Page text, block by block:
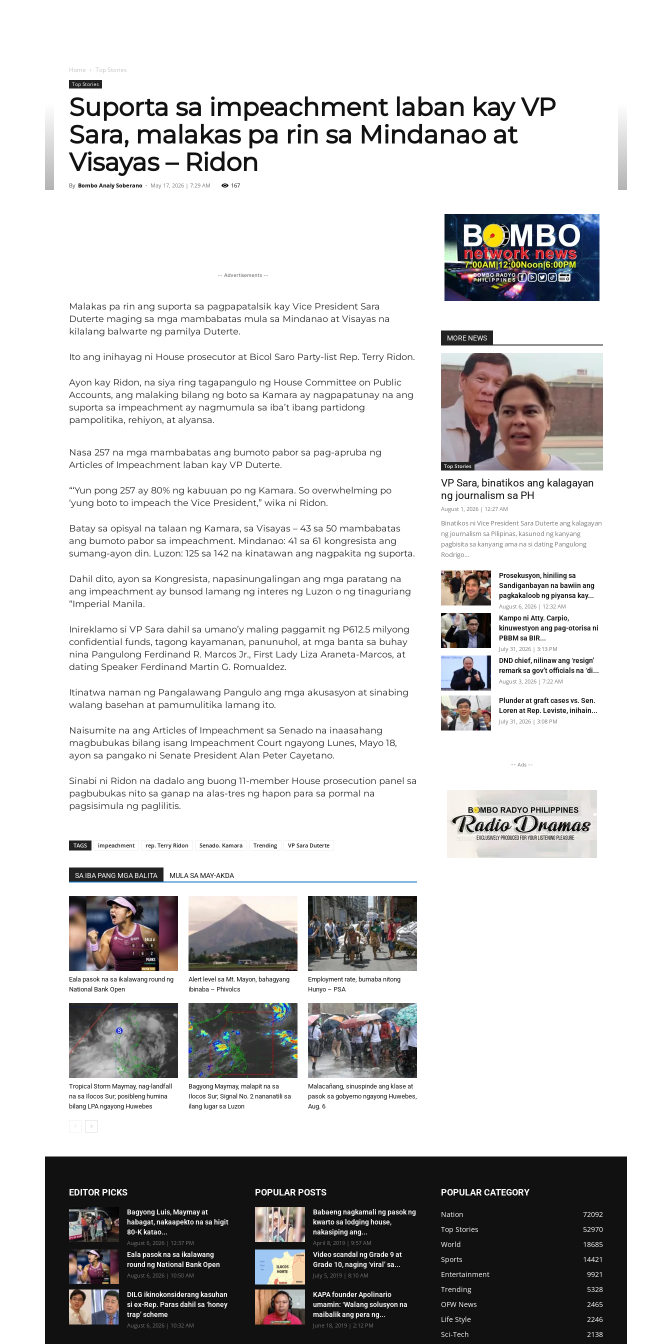
Home Top Stories
Top Stories
Suporta sa impeachment laban kay VP
Sara, malakas pa rin sa Mindanao at
Visayas – Ridon
By Bombo Analy Soberano - May 17, 2026 | 7:29 AM 167
Linkedin
-- Advertisements --
Malakas pa rin ang suporta sa pagpapatalsik kay Vice President Sara
Duterte maging sa mga mambabatas mula sa Mindanao at Visayas na
kilalang balwarte ng pamilya Duterte.
Ito ang inihayag ni House prosecutor at Bicol Saro Party-list Rep. Terry Ridon.
Ayon kay Ridon, na siya ring tagapangulo ng House Committee on Public
Accounts, ang malaking bilang ng boto sa Kamara ay nagpapatunay na ang
suporta sa impeachment ay nagmumula sa iba’t ibang partidong
pampolitika, rehiyon, at alyansa.
Nasa 257 na mga mambabatas ang bumoto pabor sa pag-apruba ng
Articles of Impeachment laban kay VP Duterte.
“‘Yun pong 257 ay 80% ng kabuuan po ng Kamara. So overwhelming po
‘yung boto to impeach the Vice President,” wika ni Ridon.
Batay sa opisyal na talaan ng Kamara, sa Visayas – 43 sa 50 mambabatas
ang bumoto pabor sa impeachment. Mindanao: 41 sa 61 kongresista ang
sumang-ayon din. Luzon: 125 sa 142 na kinatawan ang nagpakita ng suporta.
Dahil dito, ayon sa Kongresista, napasinungalingan ang mga paratang na
ang impeachment ay bunsod lamang ng interes ng Luzon o ng tinaguriang
“Imperial Manila.
Inireklamo si VP Sara dahil sa umano’y maling paggamit ng P612.5 milyong
confidential funds, tagong kayamanan, panunuhol, at mga banta sa buhay
nina Pangulong Ferdinand R. Marcos Jr., First Lady Liza Araneta-Marcos, at
dating Speaker Ferdinand Martin G. Romualdez.
Itinatwa naman ng Pangalawang Pangulo ang mga akusasyon at sinabing
walang basehan at pamumulitika lamang ito.
Naisumite na ang Articles of Impeachment sa Senado na inaasahang
magbubukas bilang isang Impeachment Court ngayong Lunes, Mayo 18,
ayon sa pangako ni Senate President Alan Peter Cayetano.
Sinabi ni Ridon na dadalo ang buong 11-member House prosecution panel sa
pagbubukas nito sa ganap na alas-tres ng hapon para sa pormal na
pagsisimula ng paglilitis.
TAGS impeachment rep. Terry Ridon Senado. Kamara Trending VP Sara Duterte
SA IBA PANG MGA BALITA MULA SA MAY-AKDA
Eala pasok na sa ikalawang round ng
National Bank Open
Alert level sa Mt. Mayon, bahagyang
ibinaba – Phivolcs
Employment rate, bumaba nitong
Hunyo – PSA
Tropical Storm Maymay, nag-landfall
na sa Ilocos Sur; posibleng humina
bilang LPA ngayong Huwebes
Bagyong Maymay, malapit na sa
Ilocos Sur; Signal No. 2 nananatili sa
ilang lugar sa Luzon
Malacañang, sinuspinde ang klase at
pasok sa gobyerno ngayong Huwebes,
Aug. 6
MORE NEWS
Top Stories
VP Sara, binatikos ang kalagayan
ng journalism sa PH
August 1, 2026 | 12:27 AM
Binatikos ni Vice President Sara Duterte ang kalagayan
ng journalism sa Pilipinas, kasunod ng kanyang
pagbisita sa kanyang ama na si dating Pangulong
Rodrigo...
Prosekusyon, hiniling sa
Sandiganbayan na bawiin ang
pagkakaloob ng piyansa kay...
August 6, 2026 | 12:32 AM
Kampo ni Atty. Carpio,
kinuwestyon ang pag-otorisa ni
PBBM sa BIR...
July 31, 2026 | 3:13 PM
DND chief, nilinaw ang ‘resign’
remark sa gov’t officials na ‘di...
August 3, 2026 | 7:22 AM
Plunder at graft cases vs. Sen.
Loren at Rep. Leviste, inihain...
July 31, 2026 | 3:08 PM
-- Ads --
EDITOR PICKS
Bagyong Luis, Maymay at
habagat, nakaapekto na sa higit
80-K katao...
August 6, 2026 | 12:37 PM
Eala pasok na sa ikalawang
round ng National Bank Open
August 6, 2026 | 10:50 AM
DILG ikinokonsiderang kasuhan
si ex-Rep. Paras dahil sa ‘honey
trap’ scheme
August 6, 2026 | 10:32 AM
POPULAR POSTS
Babaeng nagkamali ng pasok ng
kwarto sa lodging house,
nakasiping ang...
April 8, 2019 | 9:57 AM
Video scandal ng Grade 9 at
Grade 10, naging ‘viral’ sa...
July 5, 2019 | 8:10 AM
KAPA founder Apolinario
umamin: ‘Walang solusyon na
maibalik ang pera ng...
June 18, 2019 | 2:12 PM
POPULAR CATEGORY
Nation
72092
Top Stories
52970
World
18685
Sports
14421
Entertainment
9921
Trending
5328
OFW News
2465
Life Style
2246
Sci-Tech
2138